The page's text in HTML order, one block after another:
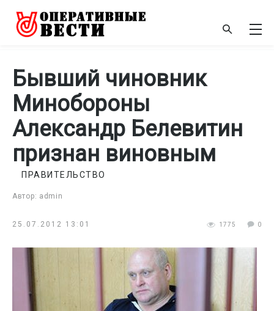
Бывший чиновник
Минобороны
Александр Белевитин
признан виновным
Автор: admin
ПРАВИТЕЛЬСТВО
25.07.2012 13:01 1775 0